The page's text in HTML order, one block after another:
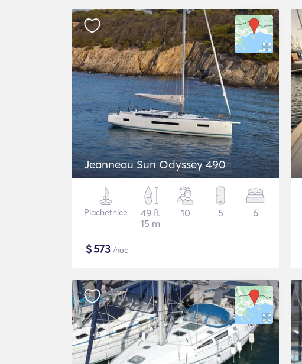
Jeanneau Sun Odyssey 490
Plachetnice
49 ft
15 m
10 5 6
$573 /noc